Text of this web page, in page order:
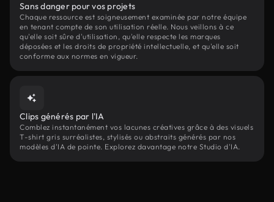
Sans danger pour vos projets
Chaque ressource est soigneusement examinée par notre équipe
en tenant compte de son utilisation réelle. Nous veillons à ce
qu'elle soit sûre d'utilisation, qu'elle respecte les marques
déposées et les droits de propriété intellectuelle, et qu'elle soit
conforme aux normes en vigueur.
Clips générés par l'IA
Comblez instantanément vos lacunes créatives grâce à des visuels
T-shirt gris surréalistes, stylisés ou abstraits générés par nos
modèles d'IA de pointe. Explorez davantage notre Studio d'IA.